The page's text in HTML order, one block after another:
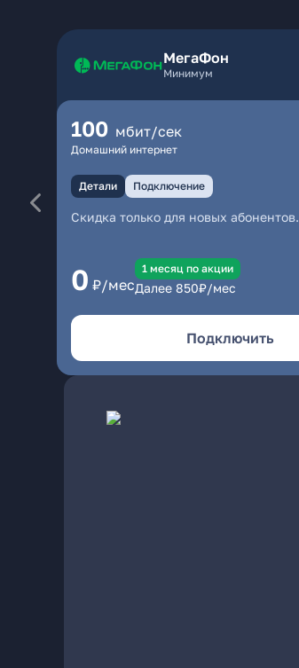
МегаФон
Минимум
100 мбит/сек
Домашний интернет
Детали Подключение
Скидка только для новых абонентов.
0 ₽/мес
1 месяц по акции
Далее 850₽/мес
Подключить